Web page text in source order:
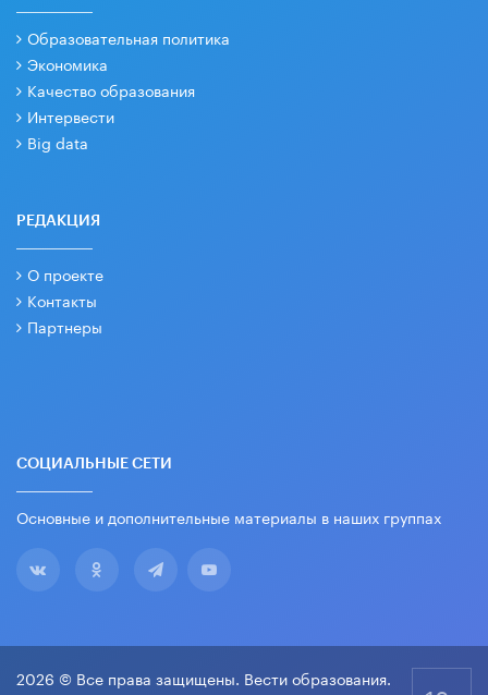
Образовательная политика
Экономика
Качество образования
Интервести
Big data
РЕДАКЦИЯ
О проекте
Контакты
Партнеры
СОЦИАЛЬНЫЕ СЕТИ
Основные и дополнительные материалы в наших группах
2026 © Все права защищены. Вести образования.